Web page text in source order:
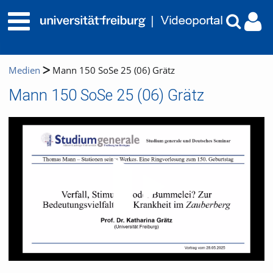
Medien Mann 150 SoSe 25 (06) Grätz
Mann 150 SoSe 25 (06) Grätz